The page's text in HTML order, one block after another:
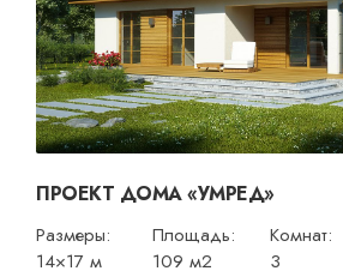
ПРОЕКТ ДОМА «УМРЕД»
Размеры:
14×17 м
Площадь:
109 м2
Комнат:
3